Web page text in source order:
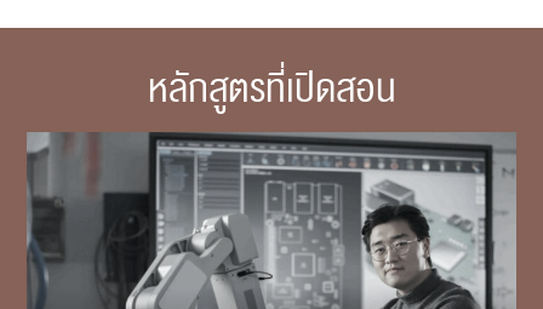
หลักสูตรที่เปิดสอน
RC Activity